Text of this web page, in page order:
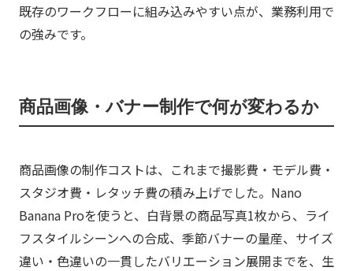
既存のワークフローに組み込みやすい点が、業務利用で
の強みです。
商品画像・バナー制作で何が変わるか
商品画像の制作コストは、これまで撮影費・モデル費・
スタジオ費・レタッチ費の積み上げでした。Nano
Banana Proを使うと、白背景の商品写真1枚から、ライ
フスタイルシーンへの合成、季節バナーの量産、サイズ
違い・色違いの一貫したバリエーション展開までを、生